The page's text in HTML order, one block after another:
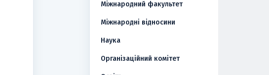
Міжнародний факультет
Міжнародні відносини
Наука
Організаційний комітет